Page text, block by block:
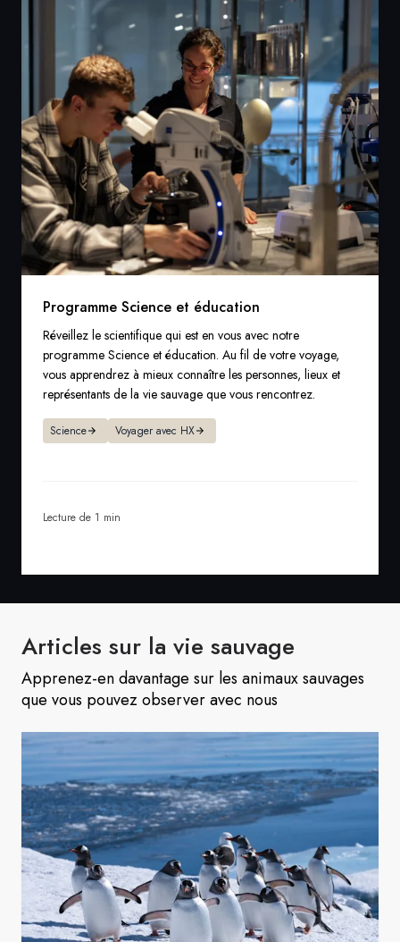
Programme Science et éducation
Réveillez le scientifique qui est en vous avec notre
programme Science et éducation. Au fil de votre voyage,
vous apprendrez à mieux connaître les personnes, lieux et
représentants de la vie sauvage que vous rencontrez.
Science Voyager avec HX
Lecture de 1 min
Articles sur la vie sauvage
Apprenez-en davantage sur les animaux sauvages
que vous pouvez observer avec nous